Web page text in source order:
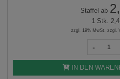
Staffel ab
1 Stk.
zzgl. 19% MwSt, zzgl.
-
IN DEN